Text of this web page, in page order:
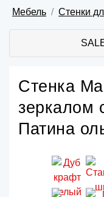
Мебель Стенки
Стенка
зеркалом
Патина